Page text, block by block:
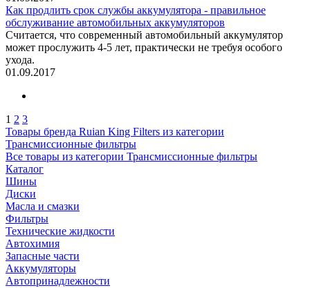
Как продлить срок службы аккумулятора - правильное
обслуживание автомобильных аккумуляторов
Считается, что современный автомобильный аккумулятор
может прослужить 4-5 лет, практически не требуя особого
ухода.
01.09.2017
1 2 3
Товары бренда Ruian King Filters из категории
Трансмиссионные фильтры
Все товары из категории Трансмиссионные фильтры
Каталог
Шины
Диски
Масла и смазки
Фильтры
Технические жидкости
Автохимия
Запасные части
Аккумуляторы
Автопринадлежности